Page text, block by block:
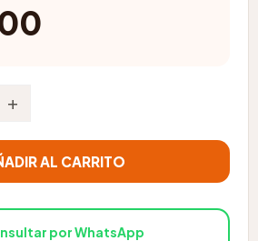
EN gastrointestinal comida humeda gato
+
AL CARRITO
por WhatsApp